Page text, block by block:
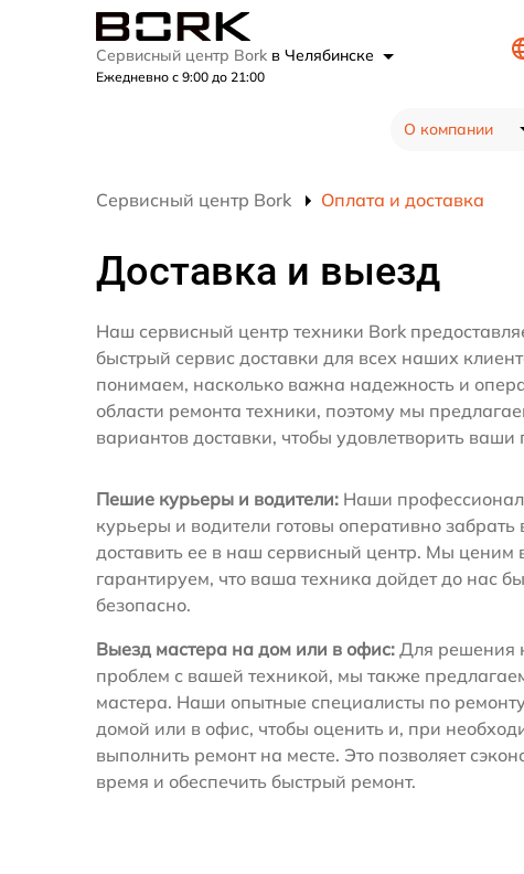
Сервисный центр Bork в Челябинске
Ежедневно с 9:00 до 21:00
О компании
Сервисный центр Bork Оплата и доставка
Доставка и выезд
Наш сервисный центр техники Bork
быстрый сервис доставки для всех наших
понимаем, насколько важна надежность и
области ремонта техники, поэтому мы
вариантов доставки, чтобы удовлетворить ваши
Пешие курьеры и водители: Наши
курьеры и водители готовы оперативно забрать
доставить ее в наш сервисный центр. Мы ценим
гарантируем, что ваша техника дойдет до нас
безопасно.
Выезд мастера на дом или в офис: Для решения
проблем с вашей техникой, мы также
мастера. Наши опытные специалисты по
домой или в офис, чтобы оценить и, при
выполнить ремонт на месте. Это позволяет
время и обеспечить быстрый ремонт.